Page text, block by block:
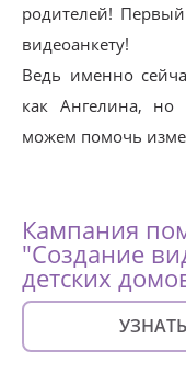
родителей!
видеоанкету!
Ведь именно
как Ангелина,
можем помочь
Кампания
"Создание
детских